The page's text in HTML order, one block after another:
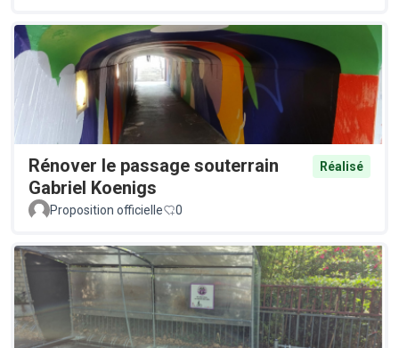
Rénover le passage souterrain
Gabriel Koenigs
Réalisé
Proposition officielle 0